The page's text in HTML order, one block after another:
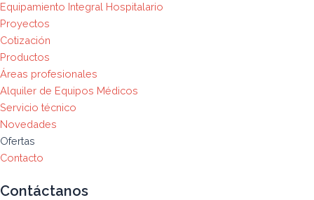
Equipamiento Integral Hospitalario
Proyectos
Cotización
Productos
Áreas profesionales
Alquiler de Equipos Médicos
Servicio técnico
Novedades
Ofertas
Contacto
Contáctanos